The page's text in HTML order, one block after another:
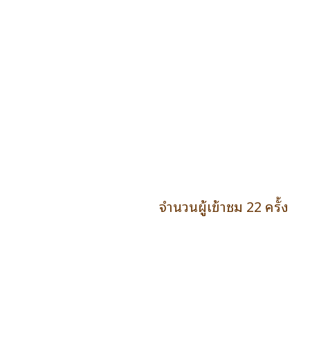
จำนวนผู้เข้าชม 22 ครั้ง